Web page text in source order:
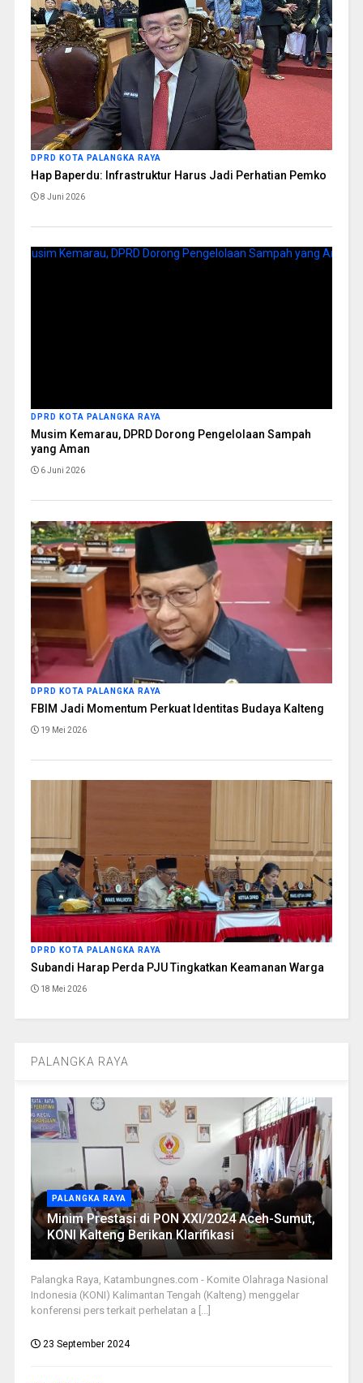
DPRD KOTA PALANGKA RAYA
Hap Baperdu: Infrastruktur Harus Jadi Perhatian Pemko
8 Juni 2026
DPRD KOTA PALANGKA RAYA
Musim Kemarau, DPRD Dorong Pengelolaan Sampah
yang Aman
6 Juni 2026
DPRD KOTA PALANGKA RAYA
FBIM Jadi Momentum Perkuat Identitas Budaya Kalteng
19 Mei 2026
DPRD KOTA PALANGKA RAYA
Subandi Harap Perda PJU Tingkatkan Keamanan Warga
18 Mei 2026
PALANGKA RAYA
PALANGKA RAYA
Minim Prestasi di PON XXI/2024 Aceh-Sumut,
KONI Kalteng Berikan Klarifikasi
Palangka Raya, Katambungnes.com - Komite Olahraga Nasional
Indonesia (KONI) Kalimantan Tengah (Kalteng) menggelar
konferensi pers terkait perhelatan a [...]
23 September 2024